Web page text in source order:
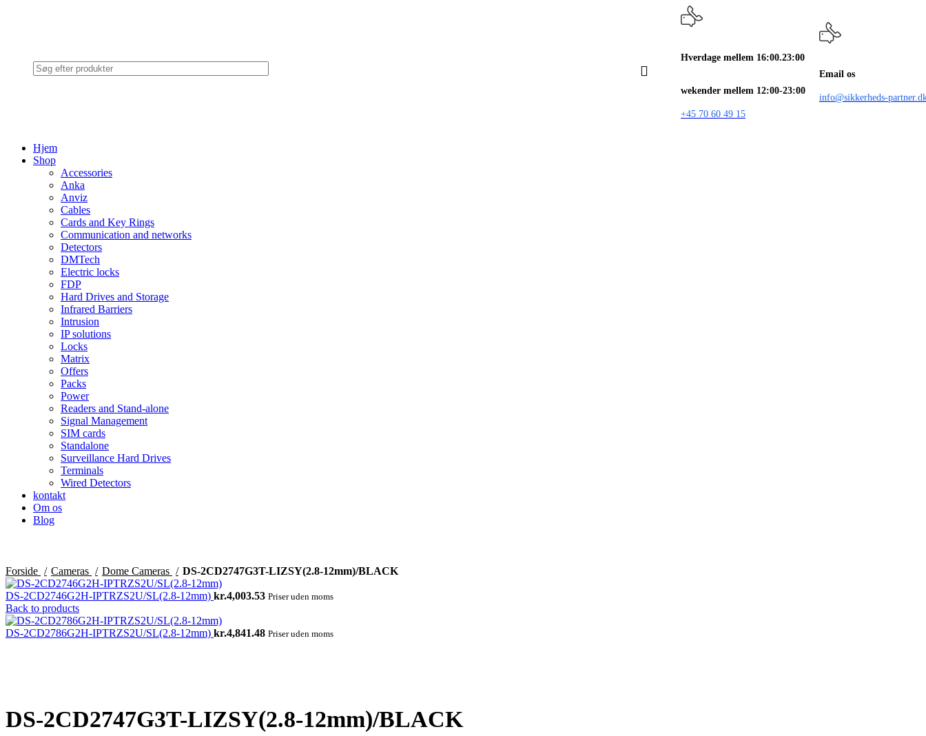
Hverdage mellem 16:00.23:00
wekender mellem 12:00-23:00
+45 70 60 49 15
Email os
info@sikkerheds-
Hjem
Shop
Accessories
Anka
Anviz
Cables
Cards and Key Rings
Communication and networks
Detectors
DMTech
Electric locks
FDP
Hard Drives and Storage
Infrared Barriers
Intrusion
IP solutions
Locks
Matrix
Offers
Packs
Power
Readers and Stand-alone
Signal Management
SIM cards
Standalone
Surveillance Hard Drives
Terminals
Wired Detectors
kontakt
Om os
Blog
Forside Cameras Dome Cameras DS-2CD2747G3T-LIZSY(2.8-12mm)/BLACK
DS-2CD2746G2H-IPTRZS2U/SL(2.8-12mm) kr.4,003.53 Priser uden moms
Back to products
DS-2CD2786G2H-IPTRZS2U/SL(2.8-12mm) kr.4,841.48 Priser uden moms
DS-2CD2747G3T-LIZSY(2.8-12mm)/BLACK